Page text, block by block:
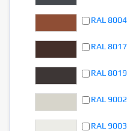
RAL 8004
RAL 8017
RAL 8019
RAL 9002
RAL 9003